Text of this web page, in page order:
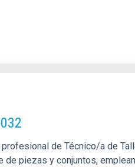
de Técnico/a de
piezas y conjuntos,